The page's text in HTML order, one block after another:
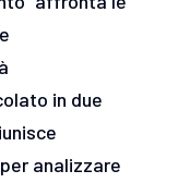
in due
analizzare